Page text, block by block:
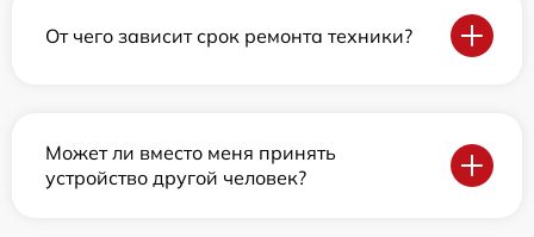
От чего зависит срок ремонта техники?
Может ли вместо меня принять
устройство другой человек?